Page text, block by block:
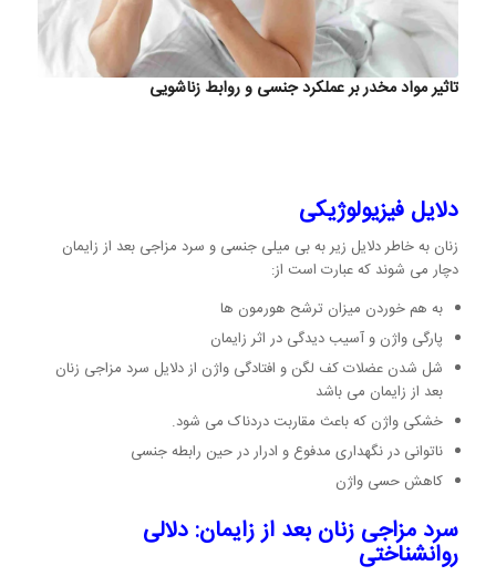
تاثیر مواد مخدر بر عملکرد جنسی و روابط زناشویی
دلایل فیزیولوژیکی
زنان به خاطر دلایل زیر به بی میلی جنسی و سرد مزاجی بعد از زایمان
دچار می شوند که عبارت است از:
به هم خوردن میزان ترشح هورمون ها
پارگی واژن و آسیب دیدگی در اثر زایمان
شل شدن عضلات کف لگن و افتادگی واژن از دلایل سرد مزاجی زنان
بعد از زایمان می باشد
خشکی واژن که باعث مقاربت دردناک می شود.
ناتوانی در نگهداری مدفوع و ادرار در حین رابطه جنسی
کاهش حسی واژن
سرد مزاجی زنان بعد از زایمان: دلالی
روانشناختی